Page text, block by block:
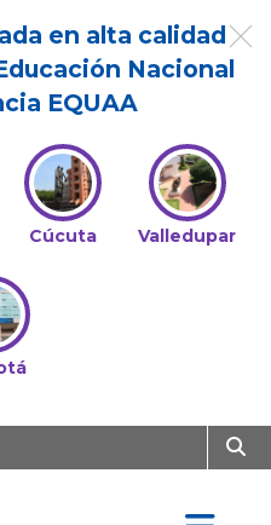
en alta calidad
Nacional
EQUAA
Cúcuta Valledupar